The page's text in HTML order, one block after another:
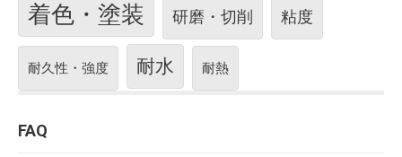
着色・塗装 研磨・切削 粘度
耐久性・強度 耐水 耐熱
FAQ